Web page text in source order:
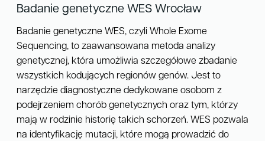
Badanie genetyczne WES Wrocław
Badanie genetyczne WES, czyli Whole Exome
Sequencing, to zaawansowana metoda analizy
genetycznej, która umożliwia szczegółowe zbadanie
wszystkich kodujących regionów genów. Jest to
narzędzie diagnostyczne dedykowane osobom z
podejrzeniem chorób genetycznych oraz tym, którzy
mają w rodzinie historię takich schorzeń. WES pozwala
na identyfikację mutacji, które mogą prowadzić do